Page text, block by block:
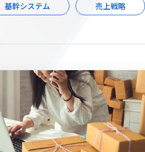
基幹システム 売上戦略